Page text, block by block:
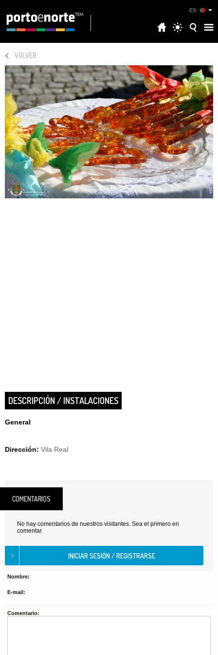
ES
VOLVER
DESCRIPCIÓN / INSTALACIONES
General
Dirección: Vila Real
COMENTARIOS
No hay comentarios de nuestros visitantes. Sea el primero en
comentar.
Nombre:
E-mail:
Comentario: